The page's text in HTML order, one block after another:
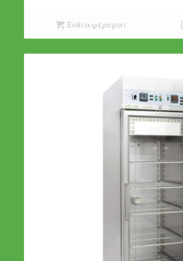
Ενδιαφέρομαι